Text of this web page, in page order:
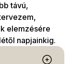
távú,
elemzésére
napjainkig.